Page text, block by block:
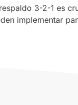
3-2-1 es
implementar